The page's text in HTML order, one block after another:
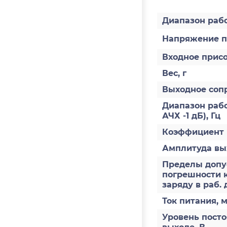
Диапазон
Напряжение
Входное
Вес, г
Выходное
Диапазон
АЧХ -1 дБ), Гц
Коэффициент
Амплитуда
Пределы
погрешности
заряду в раб.
Ток питания,
Уровень